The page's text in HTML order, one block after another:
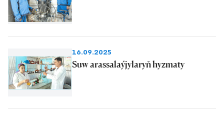
16.09.2025
Suw arassalaýjylaryň hyzmaty